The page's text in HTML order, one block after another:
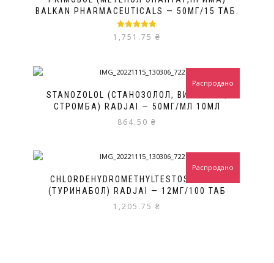
BALKAN PHARMACEUTICALS — 50МГ/15 ТАБ.
Оценка5.00
1,751.75 ₴
STANOZOLOL (СТАНОЗОЛОЛ, ВИНСТРОЛ,
СТРОМБА) RADJAI — 50МГ/МЛ 10МЛ
864.50 ₴
Распродано
CHLORDEHYDROMETHYLTESTOSTERONE
(ТУРИНАБОЛ) RADJAI — 12МГ/100 ТАБ
1,205.75 ₴
Распродано